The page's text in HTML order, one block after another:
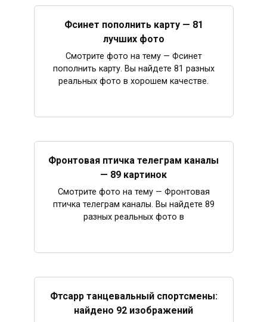
Фсинет пополнить карту — 81
лучших фото
Смотрите фото на тему — Фсинет
пополнить карту. Вы найдете 81 разных
реальных фото в хорошем качестве.
Фронтовая птичка телеграм каналы
— 89 картинок
Смотрите фото на тему — Фронтовая
птичка телеграм каналы. Вы найдете 89
разных реальных фото в
Фтсарр танцевальный спортсмены:
найдено 92 изображений